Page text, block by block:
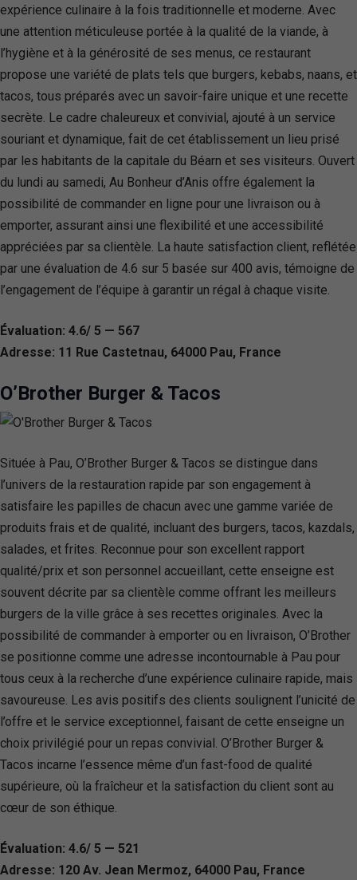
expérience culinaire à la fois traditionnelle et moderne. Avec
une attention méticuleuse portée à la qualité de la viande, à
l’hygiène et à la générosité de ses menus, ce restaurant
propose une variété de plats tels que burgers, kebabs, naans, et
tacos, tous préparés avec un savoir-faire unique et une recette
secrète. Le cadre chaleureux et convivial, ajouté à un service
souriant et dynamique, fait de cet établissement un lieu prisé
par les habitants de la capitale du Béarn et ses visiteurs. Ouvert
du lundi au samedi, Au Bonheur d’Anis offre également la
possibilité de commander en ligne pour une livraison ou à
emporter, assurant ainsi une flexibilité et une accessibilité
appréciées par sa clientèle. La haute satisfaction client, reflétée
par une évaluation de 4.6 sur 5 basée sur 400 avis, témoigne de
l’engagement de l’équipe à garantir un régal à chaque visite.
Évaluation: 4.6/ 5 — 567
Adresse: 11 Rue Castetnau, 64000 Pau, France
O’Brother Burger & Tacos
Située à Pau, O’Brother Burger & Tacos se distingue dans
l’univers de la restauration rapide par son engagement à
satisfaire les papilles de chacun avec une gamme variée de
produits frais et de qualité, incluant des burgers, tacos, kazdals,
salades, et frites. Reconnue pour son excellent rapport
qualité/prix et son personnel accueillant, cette enseigne est
souvent décrite par sa clientèle comme offrant les meilleurs
burgers de la ville grâce à ses recettes originales. Avec la
possibilité de commander à emporter ou en livraison, O’Brother
se positionne comme une adresse incontournable à Pau pour
tous ceux à la recherche d’une expérience culinaire rapide, mais
savoureuse. Les avis positifs des clients soulignent l’unicité de
l’offre et le service exceptionnel, faisant de cette enseigne un
choix privilégié pour un repas convivial. O’Brother Burger &
Tacos incarne l’essence même d’un fast-food de qualité
supérieure, où la fraîcheur et la satisfaction du client sont au
cœur de son éthique.
Évaluation: 4.6/ 5 — 521
Adresse: 120 Av. Jean Mermoz, 64000 Pau, France